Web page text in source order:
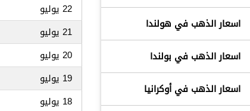
اسعار الذهب في هولندا
اسعار الذهب في بولندا
اسعار الذهب في أوكرانيا
22 يوليو
21 يوليو
20 يوليو
19 يوليو
18 يوليو